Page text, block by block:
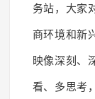
务站，大家
商环境和新
映像深刻、
看、多思考